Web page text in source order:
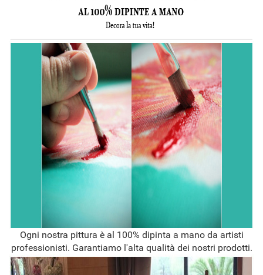
Ogni nostra pittura è al 100% dipinta a mano da artisti
professionisti. Garantiamo l'alta qualità dei nostri prodotti.